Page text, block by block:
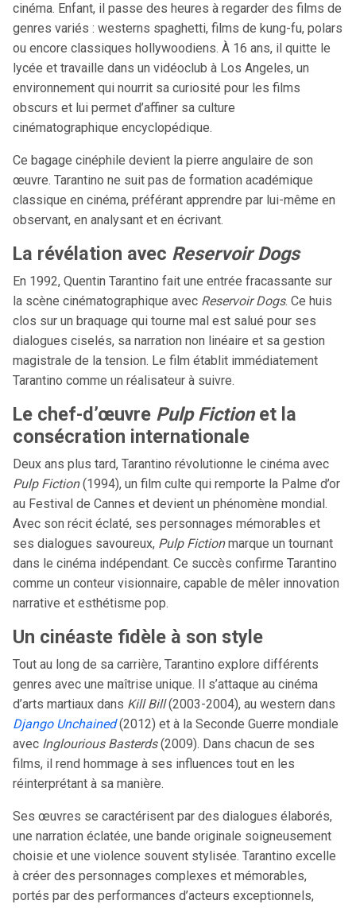
cinéma. Enfant, il passe des heures à regarder des films de
genres variés : westerns spaghetti, films de kung-fu, polars
ou encore classiques hollywoodiens. À 16 ans, il quitte le
lycée et travaille dans un vidéoclub à Los Angeles, un
environnement qui nourrit sa curiosité pour les films
obscurs et lui permet d’affiner sa culture
cinématographique encyclopédique.
Ce bagage cinéphile devient la pierre angulaire de son
œuvre. Tarantino ne suit pas de formation académique
classique en cinéma, préférant apprendre par lui-même en
observant, en analysant et en écrivant.
La révélation avec Reservoir Dogs
En 1992, Quentin Tarantino fait une entrée fracassante sur
la scène cinématographique avec Reservoir Dogs. Ce huis
clos sur un braquage qui tourne mal est salué pour ses
dialogues ciselés, sa narration non linéaire et sa gestion
magistrale de la tension. Le film établit immédiatement
Tarantino comme un réalisateur à suivre.
Le chef-d’œuvre Pulp Fictionet la
consécration internationale
Deux ans plus tard, Tarantino révolutionne le cinéma avec
Pulp Fiction(1994), un film culte qui remporte la Palme d’or
au Festival de Cannes et devient un phénomène mondial.
Avec son récit éclaté, ses personnages mémorables et
ses dialogues savoureux, Pulp Fictionmarque un tournant
dans le cinéma indépendant. Ce succès confirme Tarantino
comme un conteur visionnaire, capable de mêler innovation
narrative et esthétisme pop.
Un cinéaste fidèle à son style
Tout au long de sa carrière, Tarantino explore différents
genres avec une maîtrise unique. Il s’attaque au cinéma
d’arts martiaux dans Kill Bill(2003-2004), au western dans
Django Unchained(2012) et à la Seconde Guerre mondiale
avec Inglourious Basterds(2009). Dans chacun de ses
films, il rend hommage à ses influences tout en les
réinterprétant à sa manière.
Ses œuvres se caractérisent par des dialogues élaborés,
une narration éclatée, une bande originale soigneusement
choisie et une violence souvent stylisée. Tarantino excelle
à créer des personnages complexes et mémorables,
portés par des performances d’acteurs exceptionnels,